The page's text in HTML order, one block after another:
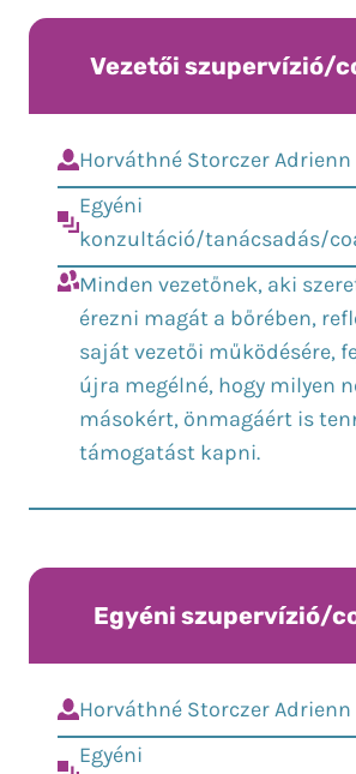
Vezetői szupervízió/
Horváthné Storczer Adrienn
Egyéni
konzultáció/tanácsadás/
Minden vezetőnek, aki
érezni magát a bőrében,
saját vezetői működésére,
újra megélné, hogy milyen
másokért, önmagáért is
támogatást kapni.
Egyéni szupervízió/
Horváthné Storczer Adrienn
Egyéni